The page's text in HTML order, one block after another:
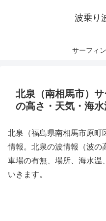
波乗り
サーフィ
北泉（南相馬市）
の高さ・天気・海水
北泉（福島県南相馬市原町
情報。北泉の波情報（波の
車場の有無、場所、海水温
いきます。